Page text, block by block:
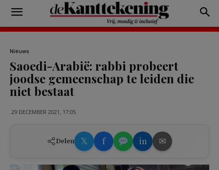
Nieuws
Saoedi-Arabië: rabbi probeert
joodse gemeenschap te leiden die
niet bestaat
29 DECEMBER 2021, 17:05
Delen 𝕏 f in ✉